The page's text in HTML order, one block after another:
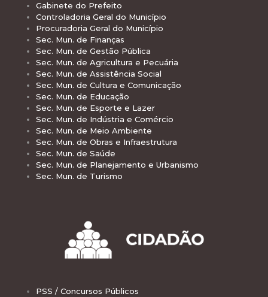
Gabinete do Prefeito
Controladoria Geral do Município
Procuradoria Geral do Município
Sec. Mun. de Finanças
Sec. Mun. de Gestão Pública
Sec. Mun. de Agricultura e Pecuária
Sec. Mun. de Assistência Social
Sec. Mun. de Cultura e Comunicação
Sec. Mun. de Educação
Sec. Mun. de Esporte e Lazer
Sec. Mun. de Indústria e Comércio
Sec. Mun. de Meio Ambiente
Sec. Mun. de Obras e Infraestrutura
Sec. Mun. de Saúde
Sec. Mun. de Planejamento e Urbanismo
Sec. Mun. de Turismo
PSS / Concursos Públicos